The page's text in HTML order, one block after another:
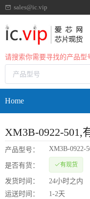
sales@ic.vip
请搜索你需要寻找的产品型
Home
XM3B-0922-501 ,
产品型号： XM3B-0922-
是否有货： 有现货
发货时间：
24小时之内
运送时间：
1-2天